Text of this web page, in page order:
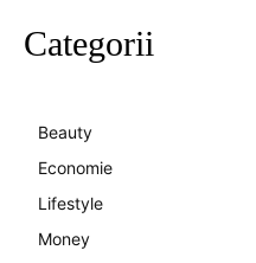
Categorii
Beauty
Economie
Lifestyle
Money